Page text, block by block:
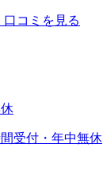
口コミを見る
受付・年中無休